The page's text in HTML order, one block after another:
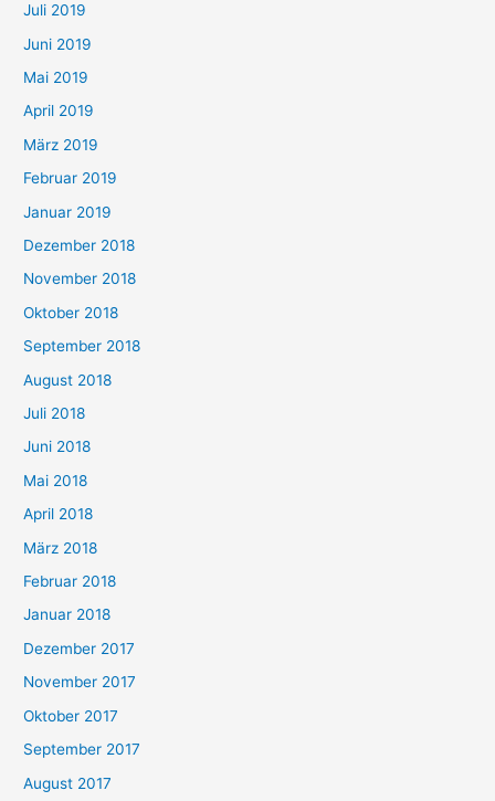
Juli 2019
Juni 2019
Mai 2019
April 2019
März 2019
Februar 2019
Januar 2019
Dezember 2018
November 2018
Oktober 2018
September 2018
August 2018
Juli 2018
Juni 2018
Mai 2018
April 2018
März 2018
Februar 2018
Januar 2018
Dezember 2017
November 2017
Oktober 2017
September 2017
August 2017